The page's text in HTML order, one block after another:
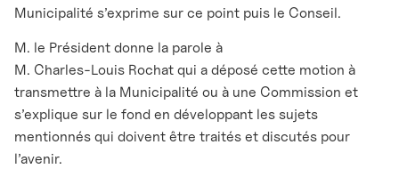
Municipalité s’exprime sur ce point puis le Conseil.
M. le Président donne la parole à
M. Charles-Louis Rochat qui a déposé cette motion à
transmettre à la Municipalité ou à une Commission et
s’explique sur le fond en développant les sujets
mentionnés qui doivent être traités et discutés pour
l’avenir.